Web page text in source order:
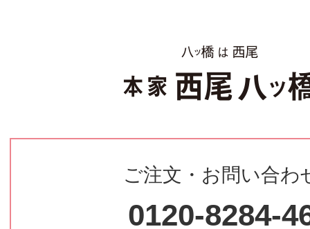
ご注文・お問い合わ
0120-8284-